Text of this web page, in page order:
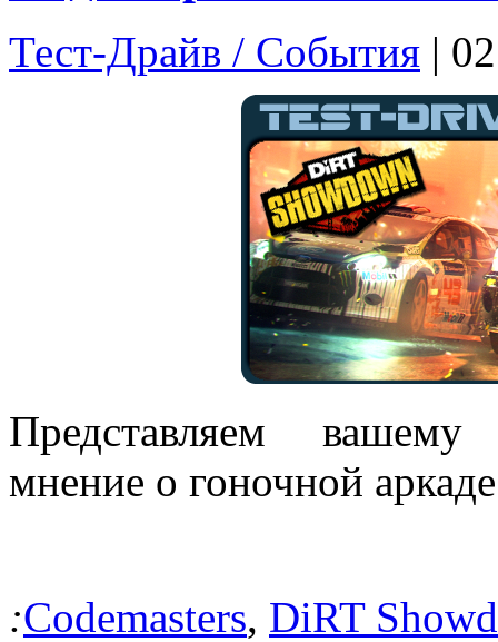
Тест-Драйв / Cобытия |
Представляем вашему
мнение о гоночной
:Codemasters, DiRT